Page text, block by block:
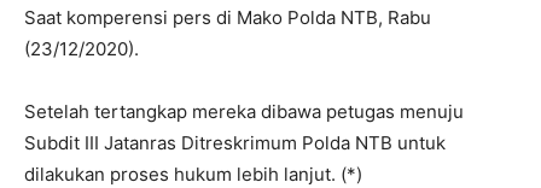
Saat komperensi pers di Mako Polda NTB, Rabu
(23/12/2020).
Setelah tertangkap mereka dibawa petugas menuju
Subdit III Jatanras Ditreskrimum Polda NTB untuk
dilakukan proses hukum lebih lanjut. (*)